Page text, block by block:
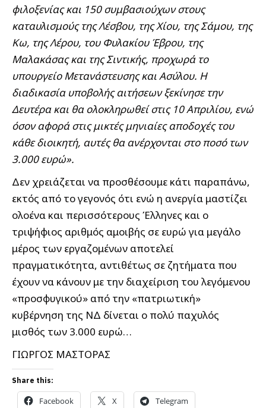
φιλοξενίας και 150 συμβασιούχων στους
καταυλισμούς της Λέσβου, της Χίου, της Σάμου, της
Κω, της Λέρου, του Φυλακίου Έβρου, της
Μαλακάσας και της Σιντικής, προχωρά το
υπουργείο Μετανάστευσης και Ασύλου. Η
διαδικασία υποβολής αιτήσεων ξεκίνησε την
Δευτέρα και θα ολοκληρωθεί στις 10 Απριλίου, ενώ
όσον αφορά στις μικτές μηνιαίες αποδοχές του
κάθε διοικητή, αυτές θα ανέρχονται στο ποσό των
3.000 ευρώ».
Δεν χρειάζεται να προσθέσουμε κάτι παραπάνω,
εκτός από το γεγονός ότι ενώ η ανεργία μαστίζει
ολοένα και περισσότερους Έλληνες και ο
τριψήφιος αριθμός αμοιβής σε ευρώ για μεγάλο
μέρος των εργαζομένων αποτελεί
πραγματικότητα, αντιθέτως σε ζητήματα που
έχουν να κάνουν με την διαχείριση του λεγόμενου
«προσφυγικού» από την «πατριωτική»
κυβέρνηση της ΝΔ δίνεται ο πολύ παχυλός
μισθός των 3.000 ευρώ…
ΓΙΩΡΓΟΣ ΜΑΣΤΟΡΑΣ
Share this:
Facebook X Telegram